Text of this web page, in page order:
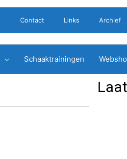
Contact Links Archief
Schaaktrainingen